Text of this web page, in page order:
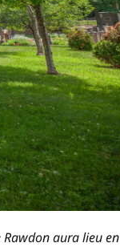
Rawdon aura lieu en